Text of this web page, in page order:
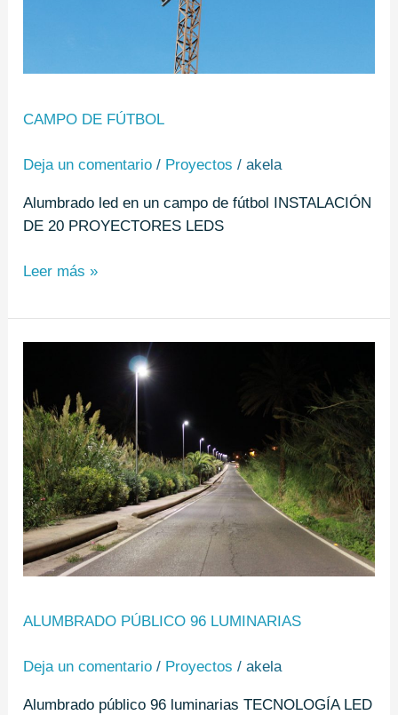
CAMPO DE FÚTBOL
Deja un comentario / Proyectos /akela
Alumbrado led en un campo de fútbol INSTALACIÓN
DE 20 PROYECTORES LEDS
Leer más »
ALUMBRADO PÚBLICO 96 LUMINARIAS
Deja un comentario / Proyectos /akela
Alumbrado público 96 luminarias TECNOLOGÍA LED
96
luminarias